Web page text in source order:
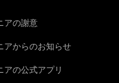
アの謝意
アからのお知らせ
アの公式アプリ